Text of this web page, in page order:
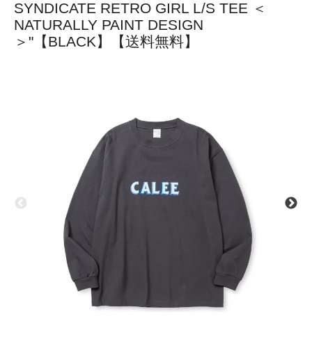
SYNDICATE RETRO GIRL L/S TEE ＜
NATURALLY PAINT DESIGN
＞"【BLACK】【送料無料】